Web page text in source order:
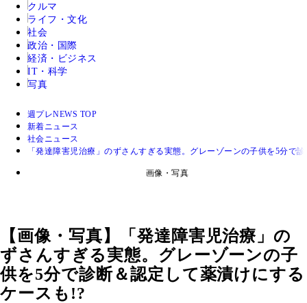
クルマ
ライフ・文化
社会
政治・国際
経済・ビジネス
IT・科学
写真
週プレNEWS TOP
新着ニュース
社会ニュース
「発達障害児治療」のずさんすぎる実態。グレーゾーンの子供を5分
画像・写真
【画像・写真】「発達障害児治療」の
ずさんすぎる実態。グレーゾーンの子
供を5分で診断＆認定して薬漬けにする
ケースも!?